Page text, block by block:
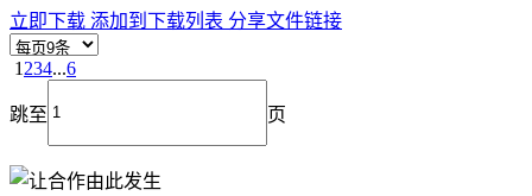
立即下载 添加到下载列表 分享文件链接
1 234...6
跳至 页